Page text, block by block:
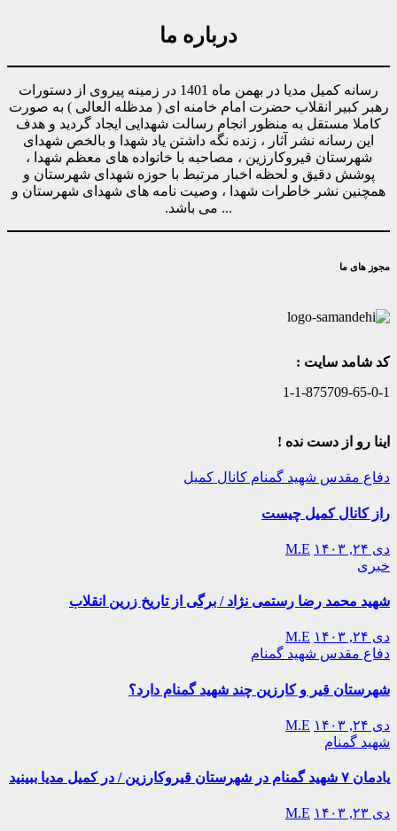
درباره ما
رسانه کمیل مدیا در بهمن ماه 1401 در زمینه پیروی از دستورات
رهبر کبیر انقلاب حضرت امام خامنه ای ( مدظله العالی ) به صورت
کاملا مستقل به منظور انجام رسالت شهدایی ایجاد گردید و هدف
این رسانه نشر آثار ، زنده نگه داشتن یاد شهدا و بالخص شهدای
شهرستان قیروکارزین ، مصاحبه با خانواده های معظم شهدا ،
پوشش دقیق و لحظه اخبار مرتبط با حوزه شهدای شهرستان و
همچنین نشر خاطرات شهدا ، وصیت نامه های شهدای شهرستان و
... می باشد.
مجوز های ما
کد شامد سایت :
1-1-875709-65-0-1
اینا رو از دست نده !
دفاع مقدس شهید گمنام کانال کمیل
راز کانال کمیل چیست
دی ۲۴, ۱۴۰۳
M.E
خبری
شهید محمد رضا رستمی نژاد / برگی از تاریخ زرین انقلاب
دی ۲۴, ۱۴۰۳
M.E
دفاع مقدس شهید گمنام
شهرستان قیر و کارزین چند شهید گمنام دارد؟
دی ۲۴, ۱۴۰۳
M.E
شهید گمنام
یادمان ۷ شهید گمنام در شهرستان قیروکارزین / در کمیل مدیا ببینید
دی ۲۳, ۱۴۰۳ M.E